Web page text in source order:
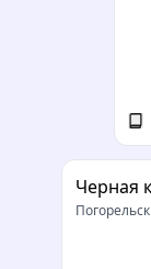
Черная